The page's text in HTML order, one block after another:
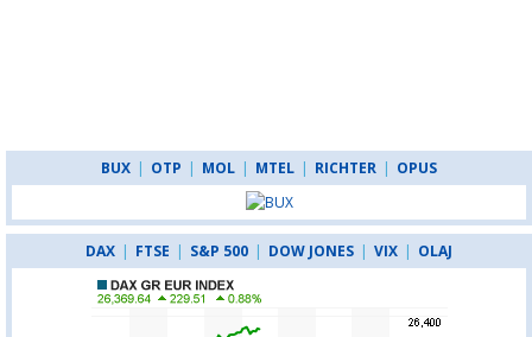
BUX | OTP | MOL | MTEL | RICHTER | OPUS
DAX | FTSE | S&P 500 | DOW JONES | VIX | OLAJ